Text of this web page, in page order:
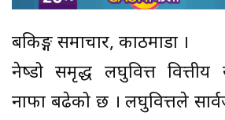
बैंकिङ्ग समाचार, काठमाडौं ।
नेष्डो समृद्ध लघुवित्त वित्तीय
नाफा बढेको छ । लघुवित्तले